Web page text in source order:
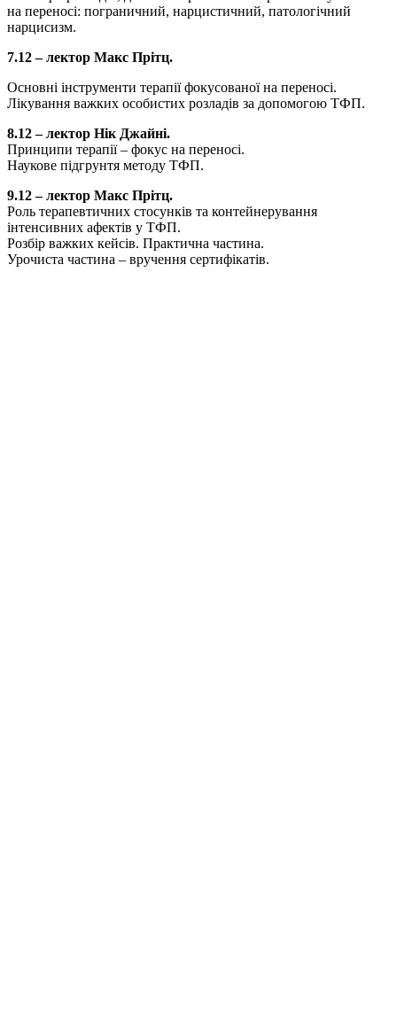
на переносі: пограничний, нарцистичний, патологічний
нарцисизм.
7.12 – лектор Макс Прітц.
Основні інструменти терапії фокусованої на переносі.
Лікування важких особистих розладів за допомогою ТФП.
8.12 – лектор Нік Джайні.
Принципи терапії – фокус на переносі.
Наукове підгрунтя методу ТФП.
9.12 – лектор Макс Прітц.
Роль терапевтичних стосунків та контейнерування
інтенсивних афектів у ТФП.
Розбір важких кейсів. Практична частина.
Урочиста частина – вручення сертифікатів.